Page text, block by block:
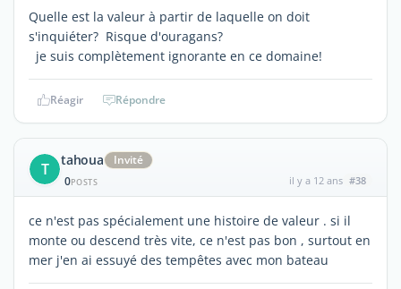
Quelle est la valeur à partir de laquelle on doit
s'inquiéter? Risque d'ouragans?
je suis complètement ignorante en ce domaine!
Réagir Répondre
T tahoua
Invité
0POSTS il y a 12 ans #38
ce n'est pas spécialement une histoire de valeur . si il
monte ou descend très vite, ce n'est pas bon , surtout en
mer j'en ai essuyé des tempêtes avec mon bateau